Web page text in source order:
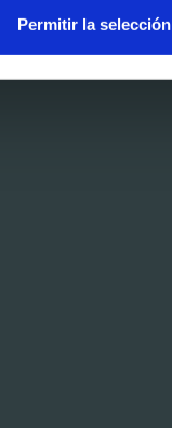
Permitir la selección